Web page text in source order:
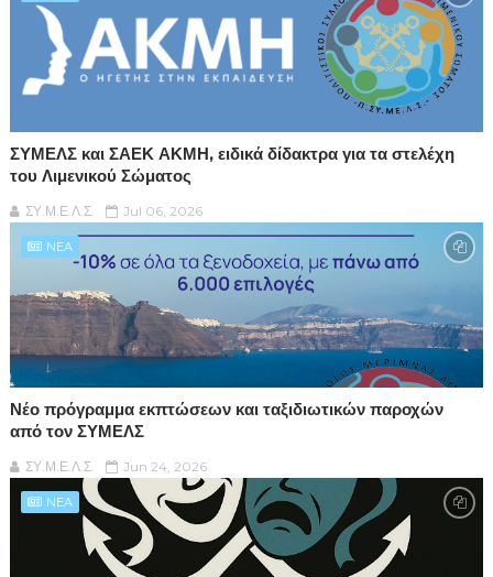
ΣΥΜΕΛΣ και ΣΑΕΚ ΑΚΜΗ, ειδικά δίδακτρα για τα στελέχη
του Λιμενικού Σώματος
ΣΥ.Μ.Ε.Λ.Σ. Jul 06, 2026
NEA
Νέο πρόγραμμα εκπτώσεων και ταξιδιωτικών παροχών
από τον ΣΥΜΕΛΣ
ΣΥ.Μ.Ε.Λ.Σ. Jun 24, 2026
NEA